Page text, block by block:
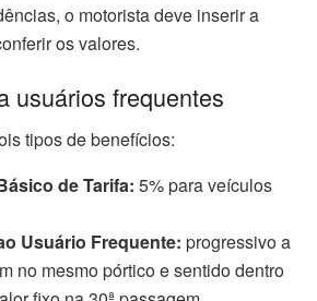
o motorista deve inserir a
os valores.
usuários frequentes
tipos de benefícios:
de Tarifa: 5% para veículos
Usuário Frequente: progressivo a
no mesmo pórtico e sentido dentro